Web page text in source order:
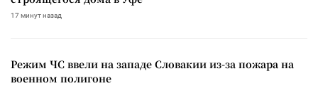
17 минут назад
Режим ЧС ввели на западе Словакии из-за пожара на
военном полигоне